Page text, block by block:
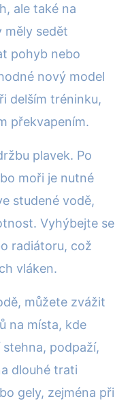
ale také na
měly sedět
pohyb nebo
nový model
delším tréninku,
překvapením.
plavek. Po
moři je nutné
studené vodě,
Vyhýbejte se
radiátoru, což
vláken.
můžete zvážit
na místa, kde
podpaží,
dlouhé trati
gely, zejména při